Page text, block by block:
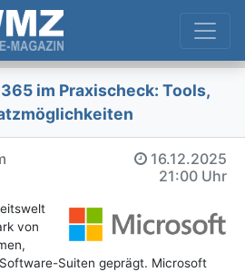
im Praxischeck: Tools,
16.12.2025
21:00 Uhr
von
Suiten geprägt. Microsoft